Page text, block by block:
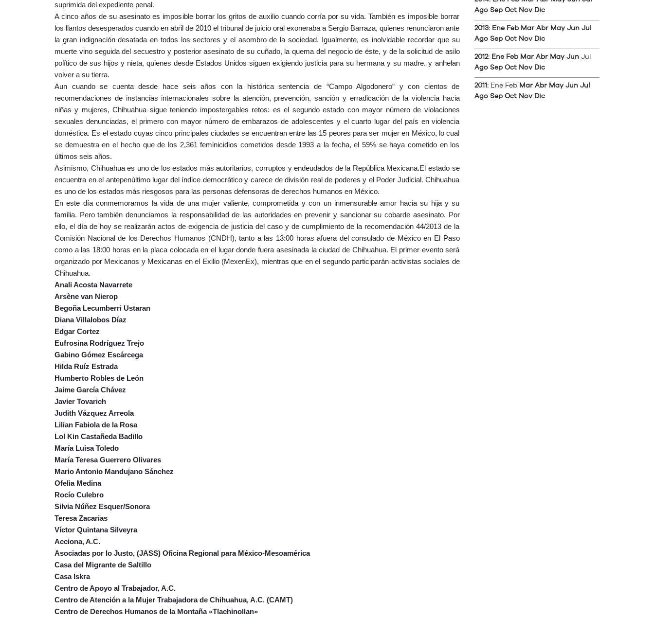
suprimida del expediente penal.
A cinco años de su asesinato es imposible borrar los gritos de auxilio cuando corría por su vida. También es imposible borrar
los llantos desesperados cuando en abril de 2010 el tribunal de juicio oral exoneraba a Sergio Barraza, quienes renunciaron ante
la gran indignación desatada en todos los sectores y el asombro de la sociedad. Igualmente, es inolvidable recordar que su
muerte vino seguida del secuestro y posterior asesinato de su cuñado, la quema del negocio de éste, y de la solicitud de asilo
político de sus hijos y nieta, quienes desde Estados Unidos siguen exigiendo justicia para su hermana y su madre, y anhelan
volver a su tierra.
Aun cuando se cuenta desde hace seis años con la histórica sentencia de “Campo Algodonero” y con cientos de
recomendaciones de instancias internacionales sobre la atención, prevención, sanción y erradicación de la violencia hacia
niñas y mujeres, Chihuahua sigue teniendo impostergables retos: es el segundo estado con mayor número de violaciones
sexuales denunciadas, el primero con mayor número de embarazos de adolescentes y el cuarto lugar del país en violencia
doméstica. Es el estado cuyas cinco principales ciudades se encuentran entre las 15 peores para ser mujer en México, lo cual
se demuestra en el hecho que de los 2,361 feminicidios cometidos desde 1993 a la fecha, el 59% se haya cometido en los
últimos seis años.
Asimismo, Chihuahua es uno de los estados más autoritarios, corruptos y endeudados de la República Mexicana.El estado se
encuentra en el antepenúltimo lugar del índice democrático y carece de división real de poderes y el Poder Judicial. Chihuahua
es uno de los estados más riesgosos para las personas defensoras de derechos humanos en México.
En este día conmemoramos la vida de una mujer valiente, comprometida y con un inmensurable amor hacia su hija y su
familia. Pero también denunciamos la responsabilidad de las autoridades en prevenir y sancionar su cobarde asesinato. Por
ello, el día de hoy se realizarán actos de exigencia de justicia del caso y de cumplimiento de la recomendación 44/2013 de la
Comisión Nacional de los Derechos Humanos (CNDH), tanto a las 13:00 horas afuera del consulado de México en El Paso
como a las 18:00 horas en la placa colocada en el lugar donde fuera asesinada la ciudad de Chihuahua. El primer evento será
organizado por Mexicanos y Mexicanas en el Exilio (MexenEx), mientras que en el segundo participarán activistas sociales de
Chihuahua.
Anali Acosta Navarrete
Arsène van Nierop
Begoña Lecumberri Ustaran
Diana Villalobos Díaz
Edgar Cortez
Eufrosina Rodríguez Trejo
Gabino Gómez Escárcega
Hilda Ruíz Estrada
Humberto Robles de León
Jaime García Chávez
Javier Tovarich
Judith Vázquez Arreola
Lilian Fabiola de la Rosa
Lol Kin Castañeda Badillo
María Luisa Toledo
María Teresa Guerrero Olivares
Mario Antonio Mandujano Sánchez
Ofelia Medina
Rocío Culebro
Silvia Núñez Esquer/Sonora
Teresa Zacarias
Víctor Quintana Silveyra
Acciona, A.C.
Asociadas por lo Justo, (JASS) Oficina Regional para México-Mesoamérica
Casa del Migrante de Saltillo
Casa Iskra
Centro de Apoyo al Trabajador, A.C.
Centro de Atención a la Mujer Trabajadora de Chihuahua, A.C. (CAMT)
Centro de Derechos Humanos de la Montaña «Tlachinollan»
Ago Sep Oct Nov Dic
2013: Ene Feb Mar Abr May Jun Jul
Ago Sep Oct Nov Dic
2012: Ene Feb Mar Abr May Jun Jul
Ago Sep Oct Nov Dic
2011: Ene Feb Mar Abr May Jun Jul
Ago Sep Oct Nov Dic